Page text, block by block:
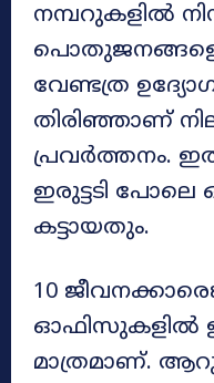
നമ്പറുകളിൽ
പൊതുജനങ്ങളെ
വേണ്ടത്ര
തിരിഞ്ഞാണ്
പ്രവർത്തനം.
ഇരുട്ടടി
കട്ടായതും.
10
ഓഫിസുകളിൽ
മാത്രമാണ്.